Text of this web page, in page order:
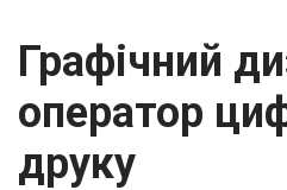
Графічний
оператор
друку